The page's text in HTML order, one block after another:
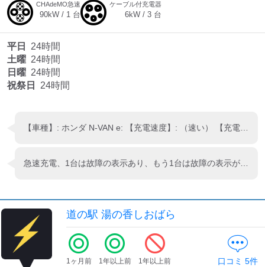
CHAdeMO急速
90kW / 1 台
ケーブル付充電器
6kW / 3 台
平日
24時間
土曜 24時間
日曜 24時間
祝祭日
24時間
道の駅 湯の香しおばら
1ヶ月前 1年以上前 1年以上前 口コミ 5件